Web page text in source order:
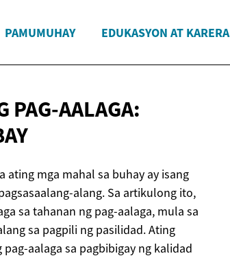
PAMUMUHAY EDUKASYON AT KARERA
PAG-AALAGA:
ating mga mahal sa buhay ay isang
alang. Sa artikulong ito,
sa tahanan ng pag-aalaga, mula sa
sa pagpili ng pasilidad. Ating
aalaga sa pagbibigay ng kalidad